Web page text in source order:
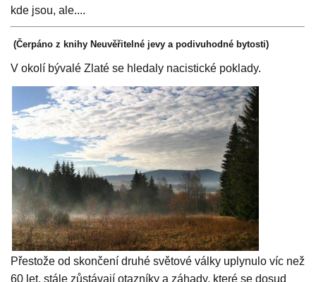
kde jsou, ale....
(Čerpáno z knihy Neuvěřitelné jevy a podivuhodné bytosti)
V okolí bývalé Zlaté se hledaly nacistické poklady.
Přestože od skončení druhé světové války uplynulo víc než
60 let, stále zůstávají otazníky a záhady, které se dosud